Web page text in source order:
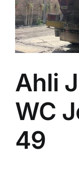
Ahli
WC
49